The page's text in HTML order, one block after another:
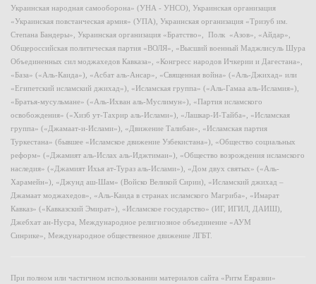
Украинская народная самооборона» (УНА - УНСО), Украинская организация
«Украинская повстанческая армия» (УПА), Украинская организация «Тризуб им.
Степана Бандеры», Украинская организация «Братство», Полк «Азов», «Айдар»,
Общероссийская политическая партия «ВОЛЯ», «Высший военный Маджлисуль Шура
Объединенных сил моджахедов Кавказа», «Конгресс народов Ичкерии и Дагестана»,
«База» («Аль-Каида»), «Асбат аль-Ансар», «Священная война» («Аль-Джихад» или
«Египетский исламский джихад»), «Исламская группа» («Аль-Гамаа аль-Исламия»),
«Братья-мусульмане» («Аль-Ихван аль-Муслимун»), «Партия исламского
освобождения» («Хизб ут-Тахрир аль-Ислами»), «Лашкар-И-Тайба», «Исламская
группа» («Джамаат-и-Ислами»), «Движение Талибан», «Исламская партия
Туркестана» (бывшее «Исламское движение Узбекистана»), «Общество социальных
реформ» («Джамият аль-Ислах аль-Иджтимаи»), «Общество возрождения исламского
наследия» («Джамият Ихья ат-Тураз аль-Ислами»), «Дом двух святых» («Аль-
Харамейн»), «Джунд аш-Шам» (Войско Великой Сирии), «Исламский джихад –
Джамаат моджахедов», «Аль-Каида в странах исламского Магриба», «Имарат
Кавказ» («Кавказский Эмират»), «Исламское государство» (ИГ, ИГИЛ, ДАИШ),
Джебхат ан-Нусра, Международное религиозное объединение «АУМ
Синрике», Международное общественное движение ЛГБТ.
При полном или частичном использовании материалов сайта «Ритм Евразии»